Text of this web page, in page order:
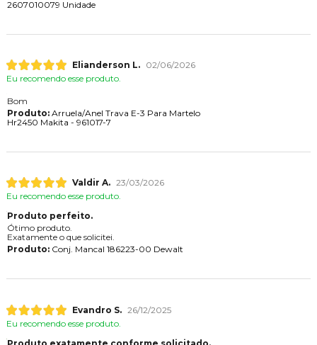
2607010079 Unidade
Elianderson L.
02/06/2026
Eu recomendo esse produto.
Bom
Produto:Arruela/Anel Trava E-3 Para Martelo
Hr2450 Makita - 961017-7
Valdir A. 23/03/2026
Eu recomendo esse produto.
Produto perfeito.
Ótimo produto.
Exatamente o que solicitei.
Produto:Conj. Mancal 186223-00 Dewalt
Evandro S. 26/12/2025
Eu recomendo esse produto.